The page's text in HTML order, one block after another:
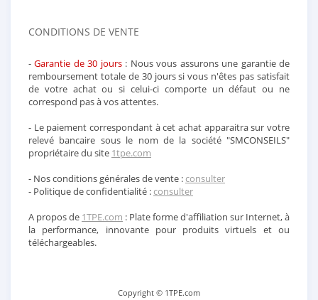
CONDITIONS DE VENTE
-Garantie de 30 jours: Nous vous assurons une garantie de
remboursement totale de 30 jours si vous n'êtes pas satisfait
de votre achat ou si celui-ci comporte un défaut ou ne
correspond pas à vos attentes.
- Le paiement correspondant à cet achat apparaitra sur votre
relevé bancaire sous le nom de la société "SMCONSEILS"
propriétaire du site 1tpe.com
- Nos conditions générales de vente :consulter
- Politique de confidentialité :consulter
A propos de 1TPE.com : Plate forme d'affiliation sur Internet, à
la performance, innovante pour produits virtuels et ou
téléchargeables.
Copyright © 1TPE.com